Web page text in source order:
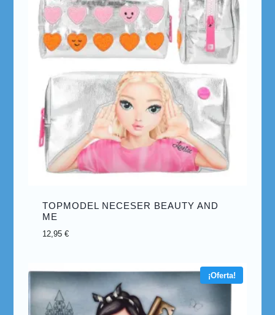
TOPMODEL NECESER BEAUTY AND
ME
12,95€
¡Oferta!